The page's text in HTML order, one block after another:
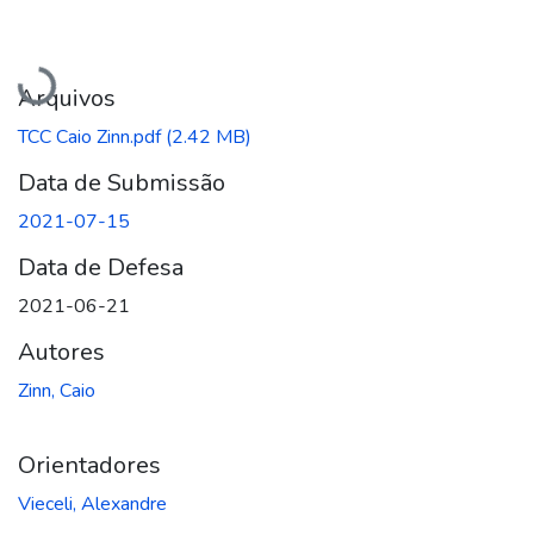
Carregando...
Arquivos
TCC Caio Zinn.pdf(2.42 MB)
Data de Submissão
2021-07-15
Data de Defesa
2021-06-21
Autores
Zinn, Caio
Orientadores
Vieceli, Alexandre